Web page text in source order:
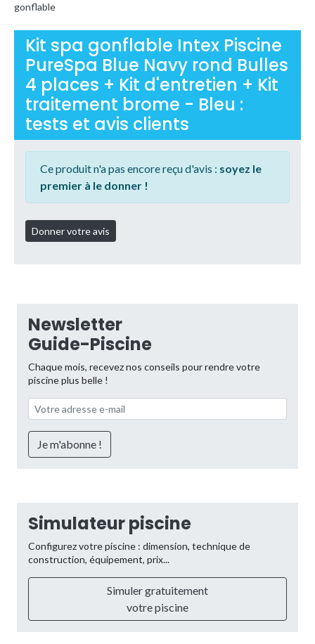
gonflable
Kit spa gonflable Intex Piscine
PureSpa Blue Navy rond Bulles
4 places + Kit d'entretien + Kit
traitement brome - Bleu :
tests et avis clients
Ce produit n'a pas encore reçu d'avis : soyez le
premier à le donner !
Newsletter
Guide-Piscine
Chaque mois, recevez nos conseils pour rendre votre
piscine plus belle !
Simulateur piscine
Configurez votre piscine : dimension, technique de
construction, équipement, prix...
Simuler gratuitement
votre piscine